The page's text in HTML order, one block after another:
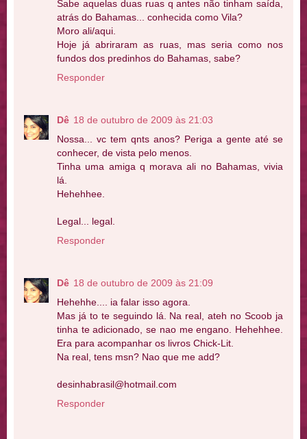
Sabe aquelas duas ruas q antes não tinham saída,
atrás do Bahamas... conhecida como Vila?
Moro ali/aqui.
Hoje já abriraram as ruas, mas seria como nos
fundos dos predinhos do Bahamas, sabe?
Responder
Dê 18 de outubro de 2009 às 21:03
Nossa... vc tem qnts anos? Periga a gente até se
conhecer, de vista pelo menos.
Tinha uma amiga q morava ali no Bahamas, vivia
lá.
Hehehhee.
Legal... legal.
Responder
Dê 18 de outubro de 2009 às 21:09
Hehehhe.... ia falar isso agora.
Mas já to te seguindo lá. Na real, ateh no Scoob ja
tinha te adicionado, se nao me engano. Hehehhee.
Era para acompanhar os livros Chick-Lit.
Na real, tens msn? Nao que me add?
desinhabrasil@hotmail.com
Responder